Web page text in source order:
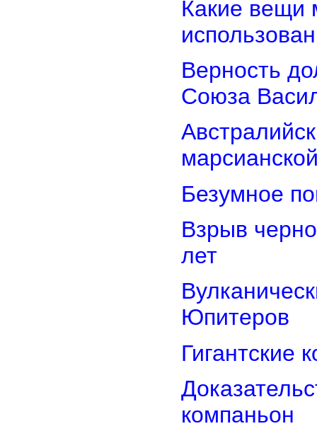
Какие вещи
Верность
Союза
Безумное
Взрыв
лет
Юпитеров
Гигантские
компаньон